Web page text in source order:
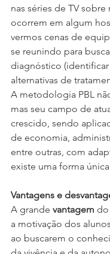
nas séries de TV
ocorrem em algum
vermos cenas de
se reunindo para
diagnóstico
alternativas de
A metodologia PBL
mas seu campo de
crescido, sendo
de economia,
entre outras, com
existe uma forma
Vantagens e
A grande vantagem do
a motivação dos
ao buscarem o